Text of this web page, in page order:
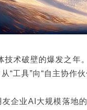
技术破壁的爆发之年
“工具”向“自主协作
企业AI大规模落地